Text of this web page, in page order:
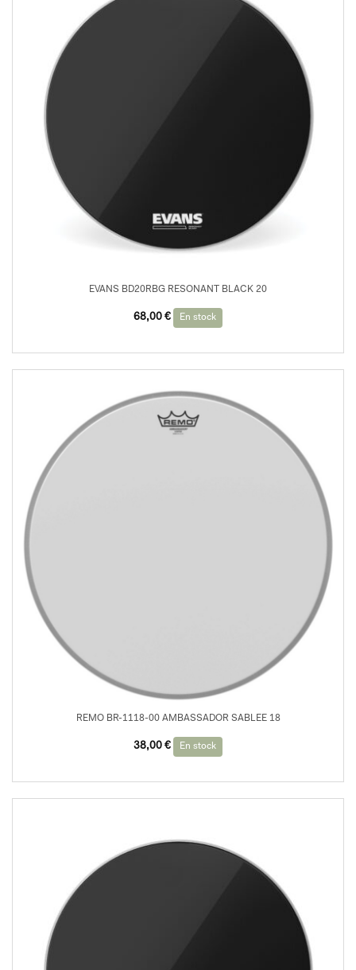
EVANS BD20RBG RESONANT BLACK 20
68,00 € En stock
REMO BR-1118-00 AMBASSADOR SABLEE 18
38,00 € En stock